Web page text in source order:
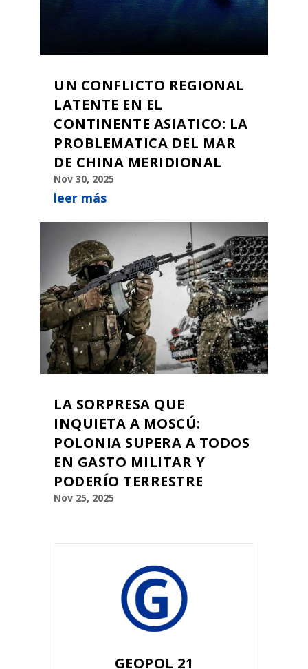
UN CONFLICTO REGIONAL
LATENTE EN EL
CONTINENTE ASIATICO: LA
PROBLEMATICA DEL MAR
DE CHINA MERIDIONAL
Nov 30, 2025
leer más
LA SORPRESA QUE
INQUIETA A MOSCÚ:
POLONIA SUPERA A TODOS
EN GASTO MILITAR Y
PODERÍO TERRESTRE
Nov 25, 2025
GEOPOL 21